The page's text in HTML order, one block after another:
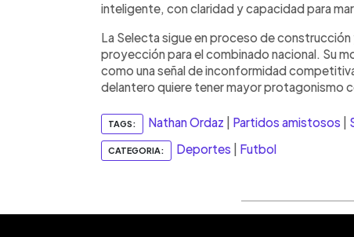
inteligente, con claridad y capacidad para
La Selecta sigue en proceso de
proyección para el combinado nacional. Su
como una señal de inconformidad
delantero quiere tener mayor protagonismo
TAGS: Nathan Ordaz Partidos amistosos
CATEGORIA: Deportes Futbol